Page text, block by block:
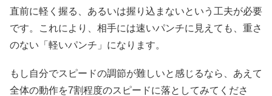
直前に軽く握る、あるいは握り込まないという工夫が必要
です。これにより、相手には速いパンチに見えても、重さ
のない「軽いパンチ」になります。
もし自分でスピードの調節が難しいと感じるなら、あえて
全体の動作を7割程度のスピードに落としてみてくださ